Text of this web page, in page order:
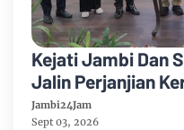
Kejati Jambi Dan
Jalin Perjanjian
Kepastian Hukum
Jambi24Jam
Sept 03, 2026